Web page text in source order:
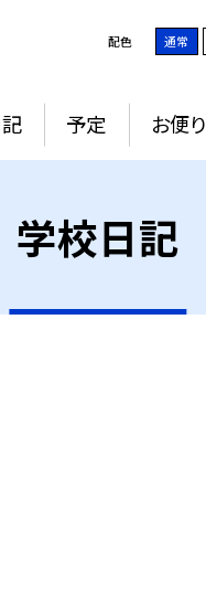
配色 通常
予定 お便り
学校日記